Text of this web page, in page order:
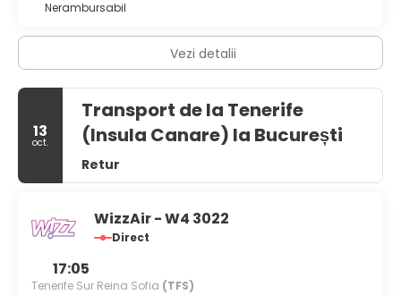
Nerambursabil
Vezi detalii
13
oct.
Transport de la Tenerife
(Insula Canare) la București
Retur
WizzAir - W4 3022
Direct
17:05
Tenerife Sur Reina Sofia (TFS)